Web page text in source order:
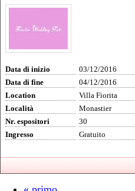
Data di inizio
03/12/2016
Data di fine
04/12/2016
Location
Villa Fiorita
Località
Monastier
Nr. espositori
30
Ingresso
Gratuito